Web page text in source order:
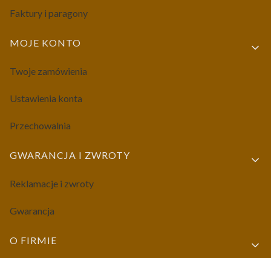
Faktury i paragony
MOJE KONTO
Twoje zamówienia
Ustawienia konta
Przechowalnia
GWARANCJA I ZWROTY
Reklamacje i zwroty
Gwarancja
O FIRMIE